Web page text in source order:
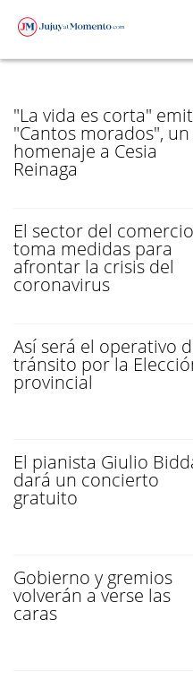
ESTE
"La vida es corta"
"Cantos morados", un
homenaje a Cesia
Reinaga
El sector del comercio
toma medidas para
afrontar la crisis del
coronavirus
Así será el operativo
tránsito por la
provincial
El pianista Giulio
dará un concierto
gratuito
Gobierno y gremios
volverán a verse las
caras